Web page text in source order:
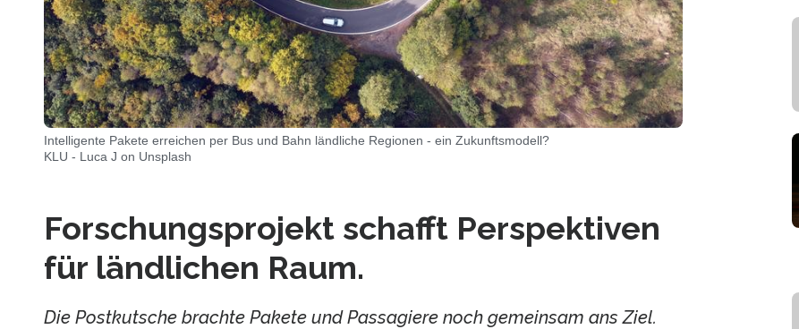
Intelligente Pakete erreichen per Bus und Bahn ländliche Regionen - ein Zukunftsmodell?
KLU - Luca J on Unsplash
Forschungsprojekt schafft Perspektiven
für ländlichen Raum.
Die Postkutsche brachte Pakete und Passagiere noch gemeinsam ans Ziel.